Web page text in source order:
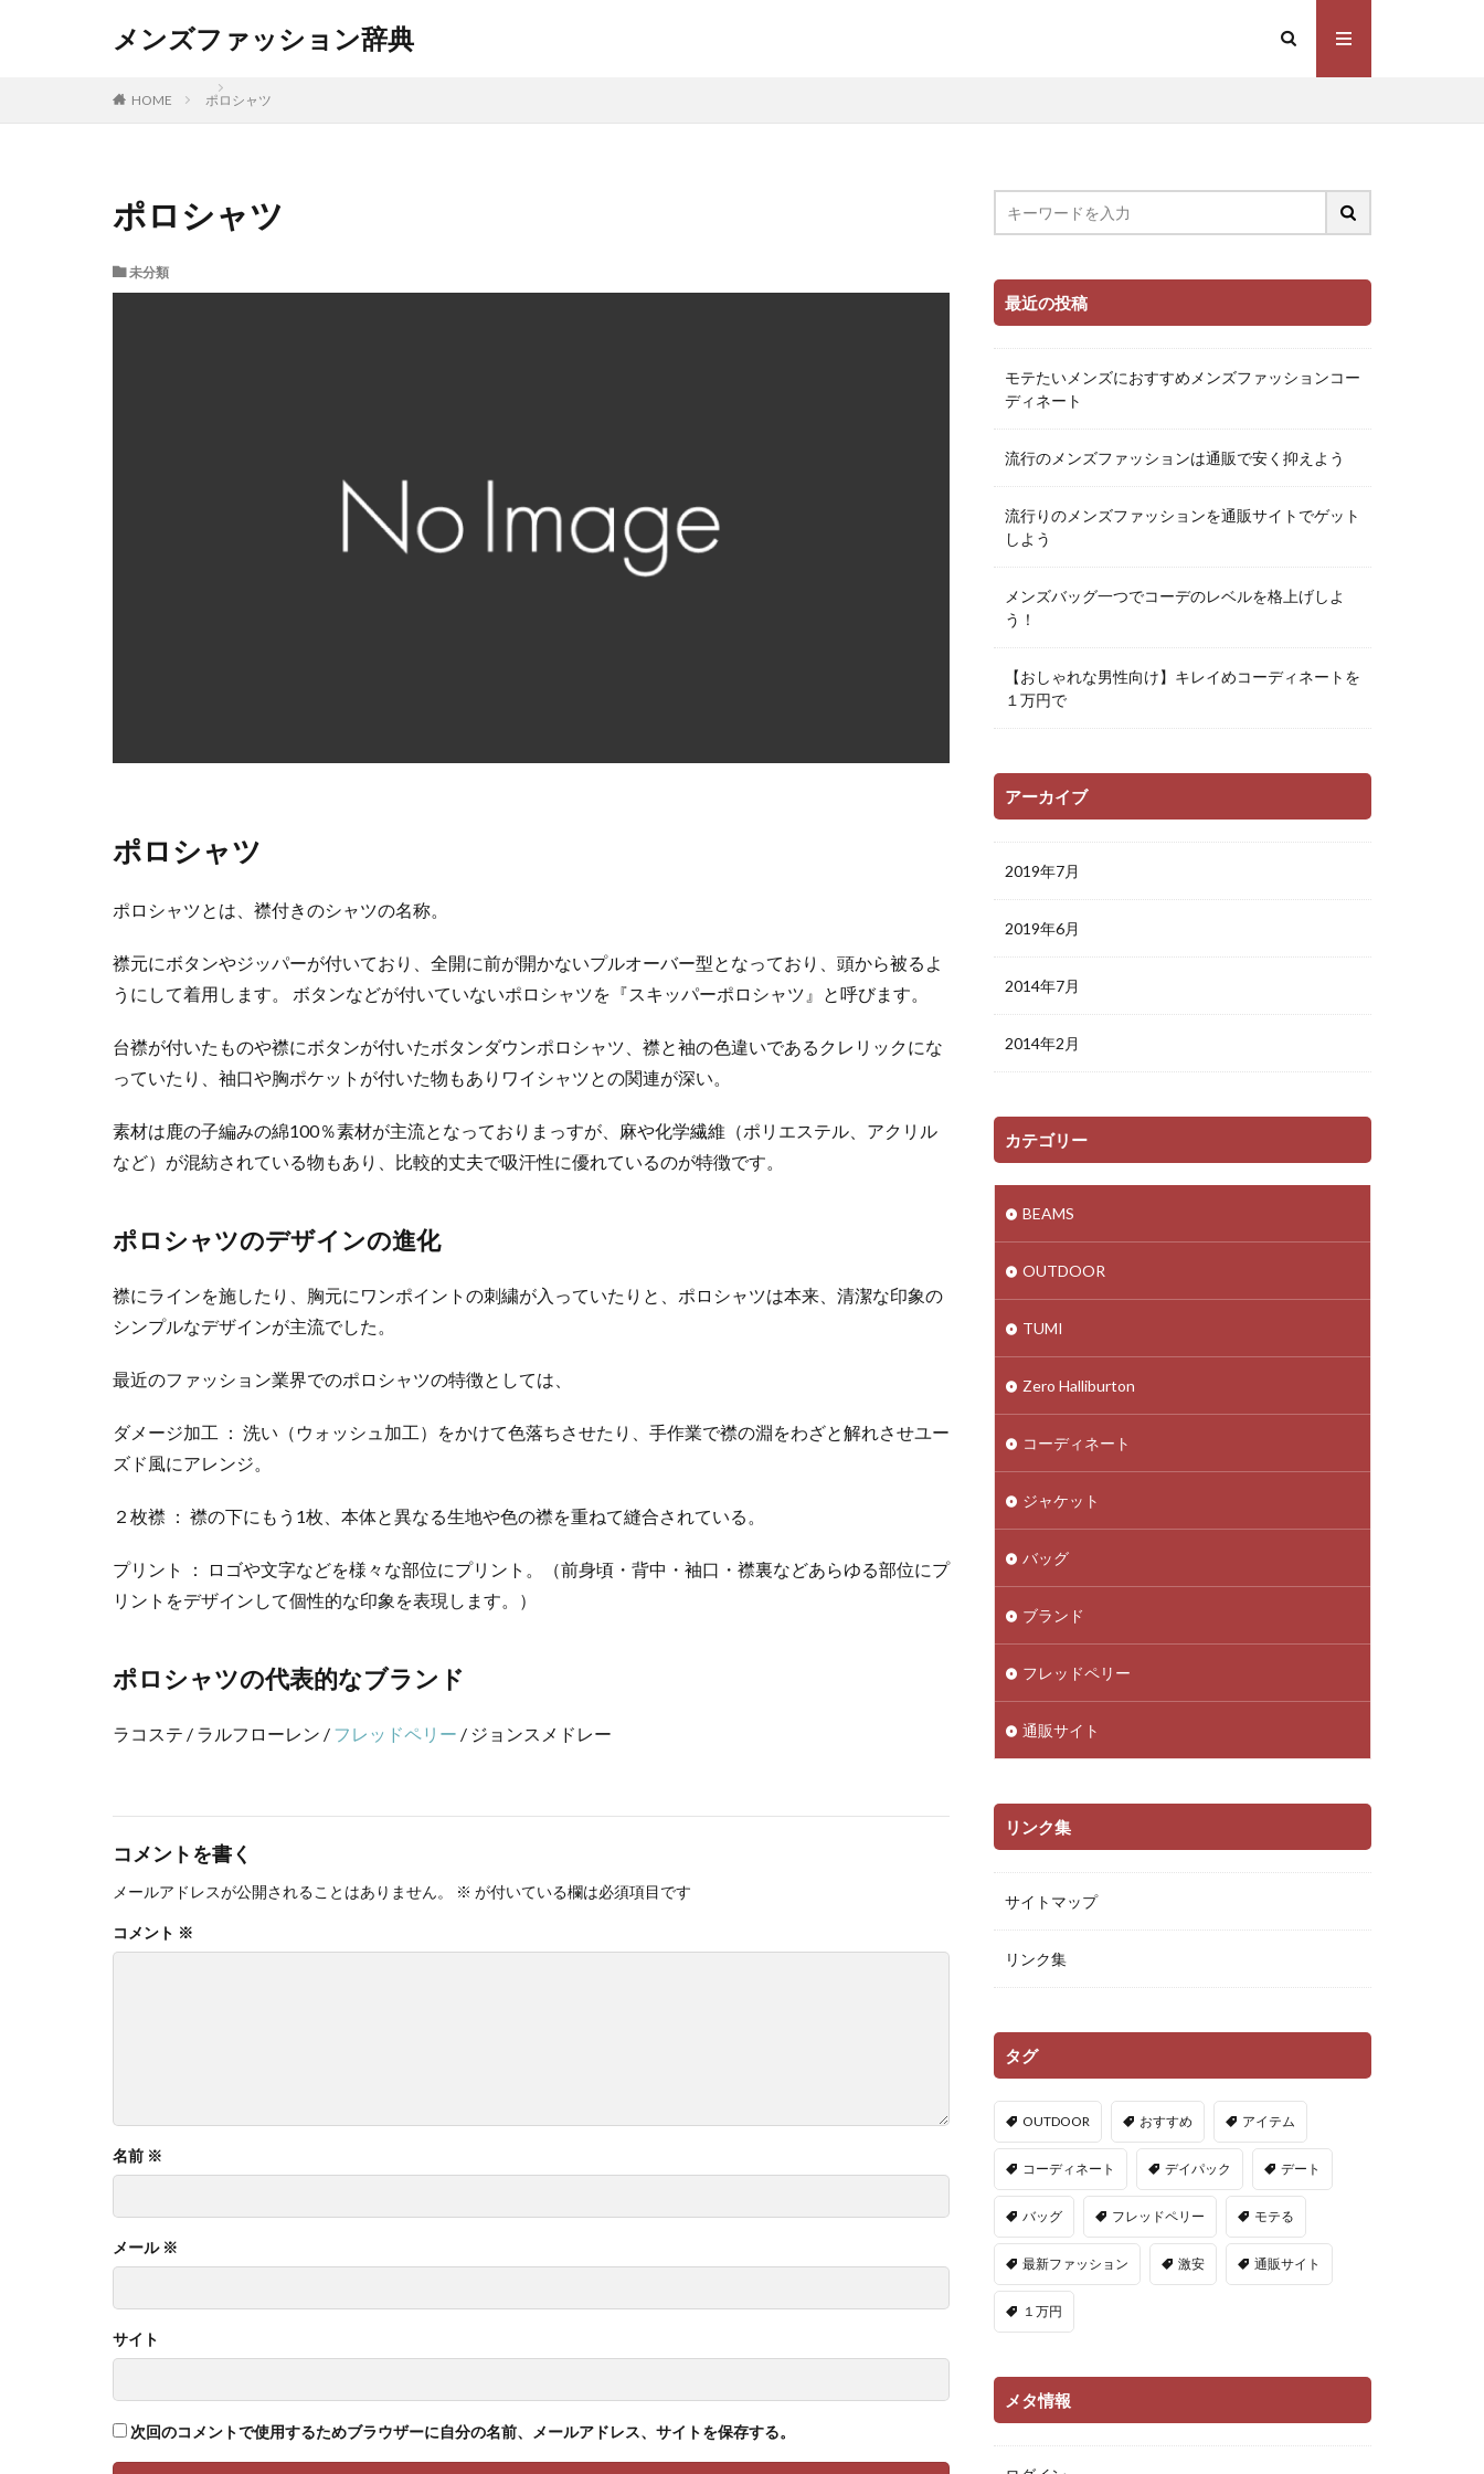
メンズファッション辞典
HOME ポロシャツ
ポロシャツ
未分類
ポロシャツ
ポロシャツとは、襟付きのシャツの名称。
襟元にボタンやジッパーが付いており、全開に前が開かないプルオーバー型となっており、頭から被るよ
うにして着用します。 ボタンなどが付いていないポロシャツを『スキッパーポロシャツ』と呼びます。
台襟が付いたものや襟にボタンが付いたボタンダウンポロシャツ、襟と袖の色違いであるクレリックにな
っていたり、袖口や胸ポケットが付いた物もありワイシャツとの関連が深い。
素材は鹿の子編みの綿100％素材が主流となっておりまっすが、麻や化学繊維（ポリエステル、アクリル
など）が混紡されている物もあり、比較的丈夫で吸汗性に優れているのが特徴です。
ポロシャツのデザインの進化
襟にラインを施したり、胸元にワンポイントの刺繍が入っていたりと、ポロシャツは本来、清潔な印象の
シンプルなデザインが主流でした。
最近のファッション業界でのポロシャツの特徴としては、
ダメージ加工 ： 洗い（ウォッシュ加工）をかけて色落ちさせたり、手作業で襟の淵をわざと解れさせユー
ズド風にアレンジ。
２枚襟 ： 襟の下にもう1枚、本体と異なる生地や色の襟を重ねて縫合されている。
プリント ： ロゴや文字などを様々な部位にプリント。（前身頃・背中・袖口・襟裏などあらゆる部位にプ
リントをデザインして個性的な印象を表現します。）
ポロシャツの代表的なブランド
ラコステ / ラルフローレン / フレッドペリー / ジョンスメドレー
コメントを書く
メールアドレスが公開されることはありません。 ※ が付いている欄は必須項目です
コメント ※
名前 ※
メール ※
サイト
次回のコメントで使用するためブラウザーに自分の名前、メールアドレス、サイトを保存する。
最近の投稿
モテたいメンズにおすすめメンズファッションコー
ディネート
流行のメンズファッションは通販で安く抑えよう
流行りのメンズファッションを通販サイトでゲット
しよう
メンズバッグ一つでコーデのレベルを格上げしよ
う！
【おしゃれな男性向け】キレイめコーディネートを
１万円で
アーカイブ
2019年7月
2019年6月
2014年7月
2014年2月
カテゴリー
BEAMS
OUTDOOR
TUMI
Zero Halliburton
コーディネート
ジャケット
バッグ
ブランド
フレッドペリー
通販サイト
リンク集
サイトマップ
リンク集
タグ
OUTDOOR おすすめ アイテム
コーディネート デイパック デート
バッグ フレッドペリー モテる
最新ファッション 激安 通販サイト
１万円
メタ情報